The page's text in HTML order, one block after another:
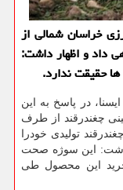
خراسان شمالی از
داد و اظهار داشت:
حقیقت ندارد.
در پاسخ به این
چغندرقند از طرف
تولیدی خودرا
داشت: این سوژه صحت
خرید این محصول طی